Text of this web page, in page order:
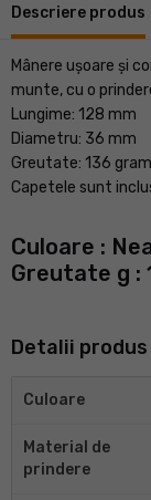
Descriere produs
Mânere ușoare și
munte, cu o
Lungime: 128 mm
Diametru: 36 mm
Greutate: 136
Capetele sunt
Culoare :
Greutate g :
Detalii produs
Culoare
Material de
prindere